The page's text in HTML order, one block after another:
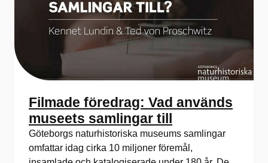
Filmade föredrag: Vad används
museets samlingar till
Göteborgs naturhistoriska museums samlingar
omfattar idag cirka 10 miljoner föremål,